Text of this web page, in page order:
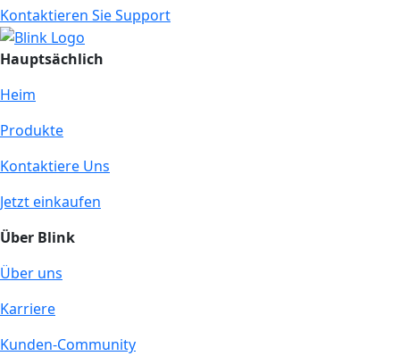
Kontaktieren Sie Support
Hauptsächlich
Heim
Produkte
Kontaktiere Uns
Jetzt einkaufen
Über Blink
Über uns
Karriere
Kunden-Community